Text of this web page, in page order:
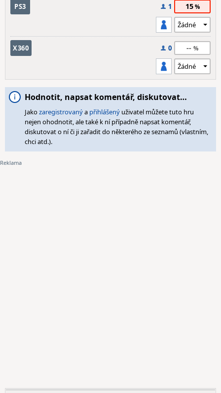
PS3 1 15
X360 0 --
Hodnotit, napsat komentář, diskutovat…
Jakozaregistrovanýa přihlášený uživatel můžete tuto hru
nejen ohodnotit, ale také k ní případně napsat komentář,
diskutovat o ní či ji zařadit do některého ze seznamů (vlastním,
chci atd.).